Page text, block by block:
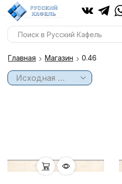
Главная Магазин 0.46